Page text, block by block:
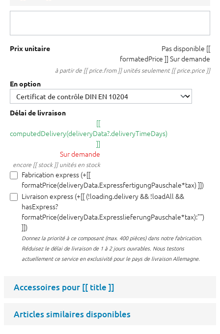
Prix unitaire Pas disponible [[
formatedPrice ]] Sur demande
à partir de [[ price.from ]] unités seulement [[ price.price ]]
En option
Délai de livraison
[[
computedDelivery(deliveryData?.deliveryTimeDays)
]]
Sur demande
encore [[ stock ]] unités en stock
Fabrication express (+[[
formatPrice(deliveryData.ExpressfertigungPauschale*tax) ]])
Livraison express (+[[ (!loading.delivery && !loadAll &&
hasExpress?
formatPrice(deliveryData.ExpresslieferungPauschale*tax):"")
]])
Donnez la priorité à ce composant (max. 400 pièces) dans notre fabrication.
Réduisez le délai de livraison de 1 à 2 jours ouvrables. Nous testons
actuellement ce service en exclusivité pour le pays de livraison Allemagne.
Accessoires pour [[ title ]]
Articles similaires disponibles